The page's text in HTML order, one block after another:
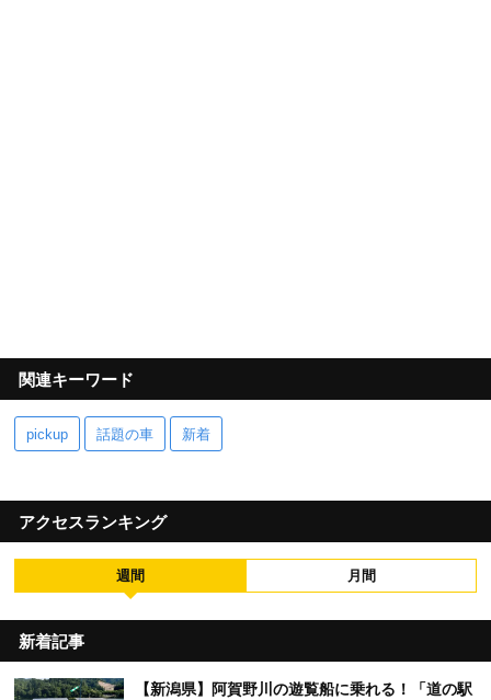
関連キーワード
pickup 話題の車 新着
アクセスランキング
週間 月間
新着記事
【新潟県】阿賀野川の遊覧船に乗れる！「道の駅